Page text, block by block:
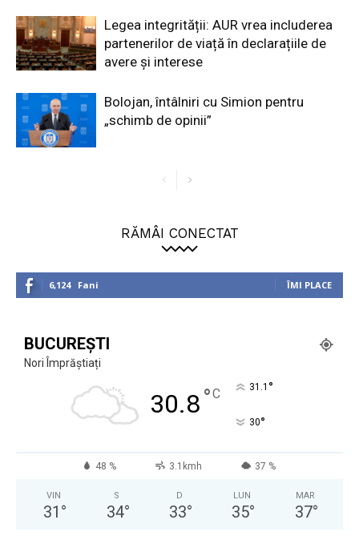
Legea integrității: AUR vrea includerea
partenerilor de viață în declarațiile de
avere și interese
Bolojan, întâlniri cu Simion pentru
„schimb de opinii”
RĂMÂI CONECTAT
6,124 Fani ÎMI PLACE
BUCUREȘTI
Nori Împrăștiați
30.8°C 31.1 °
30°
48 % 3.1kmh 37 %
VIN
31 °
S
34°
D
33°
LUN
35°
MAR
37°